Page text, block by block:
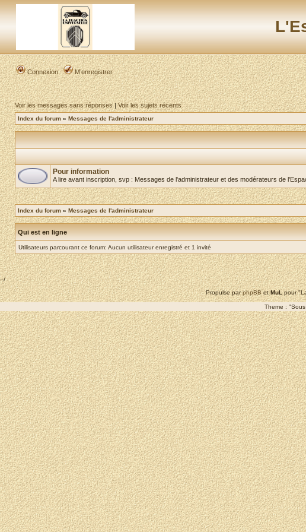
Connexion M’enregistrer
Voir les messages sans réponses|Voir les sujets récents
Index du forum » Messages de l'administrateur
Pour information
A lire avant inscription, svp : Messages de l'administrateur et des modérateurs de
Index du forum » Messages de l'administrateur
Qui est en ligne
Utilisateurs parcourant ce forum: Aucun utilisateur enregistré et 1 invité
--/
Propulse parphpBBetMuLpour
Theme :